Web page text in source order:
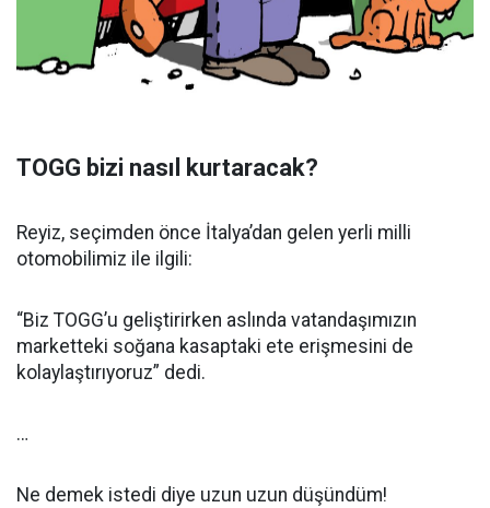
TOGG bizi nasıl kurtaracak?
Reyiz, seçimden önce İtalya’dan gelen yerli milli
otomobilimiz ile ilgili:
“Biz TOGG’u geliştirirken aslında vatandaşımızın
marketteki soğana kasaptaki ete erişmesini de
kolaylaştırıyoruz” dedi.
…
Ne demek istedi diye uzun uzun düşündüm!